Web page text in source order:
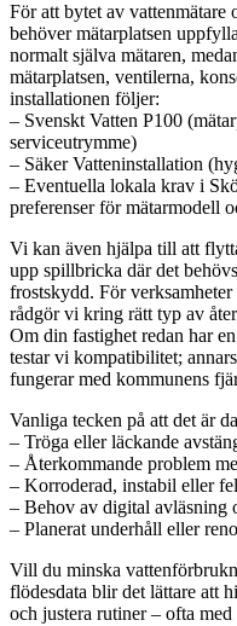
För att bytet av
behöver mätarplatsen
normalt själva mätaren,
mätarplatsen, ventilerna,
installationen följer:
– Svenskt Vatten P100
serviceutrymme)
– Säker Vatteninstallation
– Eventuella lokala krav i
preferenser för mätarmodell
Vi kan även hjälpa till att
upp spillbricka där det
frostskydd. För
rådgör vi kring rätt typ av
Om din fastighet redan har
testar vi kompatibilitet;
fungerar med kommunens
Vanliga tecken på att det är
– Tröga eller läckande
– Återkommande problem
– Korroderad, instabil eller
– Behov av digital avläsning
– Planerat underhåll eller
Vill du minska
flödesdata blir det lättare att
och justera rutiner – ofta